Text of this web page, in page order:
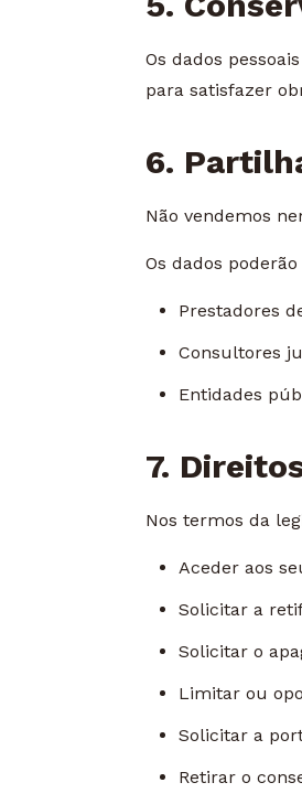
Os dados
para satisfazer
6.
Não vendemos
Os dados
Prestadores
Consultores
Entidades
7.
Nos termos da
Aceder aos
Solicitar a
Solicitar o
Limitar ou
Solicitar a
Retirar o